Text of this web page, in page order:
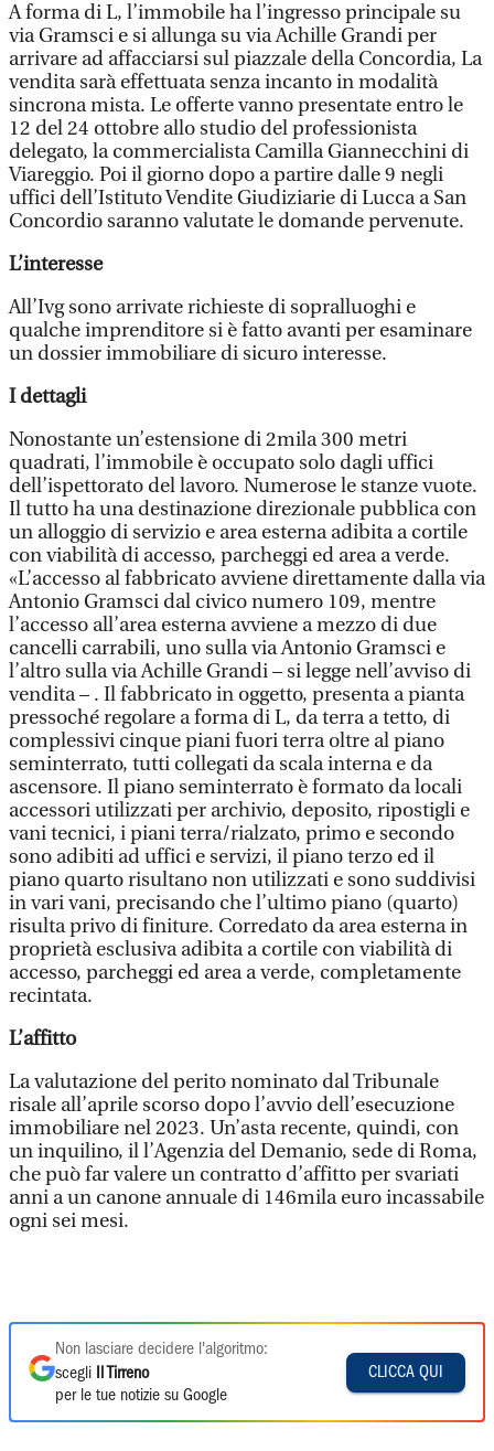
A forma di L, l’immobile ha l’ingresso principale su
via Gramsci e si allunga su via Achille Grandi per
arrivare ad affacciarsi sul piazzale della Concordia, La
vendita sarà effettuata senza incanto in modalità
sincrona mista. Le offerte vanno presentate entro le
12 del 24 ottobre allo studio del professionista
delegato, la commercialista Camilla Giannecchini di
Viareggio. Poi il giorno dopo a partire dalle 9 negli
uffici dell’Istituto Vendite Giudiziarie di Lucca a San
Concordio saranno valutate le domande pervenute.
L’interesse
All’Ivg sono arrivate richieste di sopralluoghi e
qualche imprenditore si è fatto avanti per esaminare
un dossier immobiliare di sicuro interesse.
I dettagli
Nonostante un’estensione di 2mila 300 metri
quadrati, l’immobile è occupato solo dagli uffici
dell’ispettorato del lavoro. Numerose le stanze vuote.
Il tutto ha una destinazione direzionale pubblica con
un alloggio di servizio e area esterna adibita a cortile
con viabilità di accesso, parcheggi ed area a verde.
«L’accesso al fabbricato avviene direttamente dalla via
Antonio Gramsci dal civico numero 109, mentre
l’accesso all’area esterna avviene a mezzo di due
cancelli carrabili, uno sulla via Antonio Gramsci e
l’altro sulla via Achille Grandi – si legge nell’avviso di
vendita – . Il fabbricato in oggetto, presenta a pianta
pressoché regolare a forma di L, da terra a tetto, di
complessivi cinque piani fuori terra oltre al piano
seminterrato, tutti collegati da scala interna e da
ascensore. Il piano seminterrato è formato da locali
accessori utilizzati per archivio, deposito, ripostigli e
vani tecnici, i piani terra/rialzato, primo e secondo
sono adibiti ad uffici e servizi, il piano terzo ed il
piano quarto risultano non utilizzati e sono suddivisi
in vari vani, precisando che l’ultimo piano (quarto)
risulta privo di finiture. Corredato da area esterna in
proprietà esclusiva adibita a cortile con viabilità di
accesso, parcheggi ed area a verde, completamente
recintata.
L’affitto
La valutazione del perito nominato dal Tribunale
risale all’aprile scorso dopo l’avvio dell’esecuzione
immobiliare nel 2023. Un’asta recente, quindi, con
un inquilino, il l’Agenzia del Demanio, sede di Roma,
che può far valere un contratto d’affitto per svariati
anni a un canone annuale di 146mila euro incassabile
ogni sei mesi.
Non lasciare decidere l'algoritmo:
scegli
Il Tirreno
per le tue notizie su Google
CLICCA QUI